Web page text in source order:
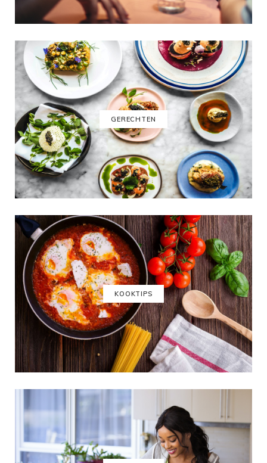
GERECHTEN
KOOKTIPS